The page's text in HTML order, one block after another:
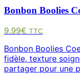
Bonbon Boolies
9.99€ TTC
Bonbon Boolies
fidèle, texture
partager pour une